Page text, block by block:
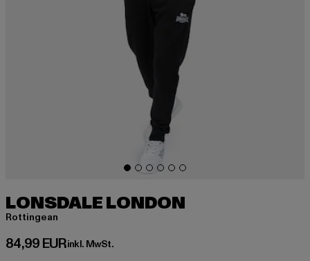
LONSDALE LONDON
Rottingean
84,99 EUR
Derzeitiger Preis: 84,99 EUR
inkl. MwSt.